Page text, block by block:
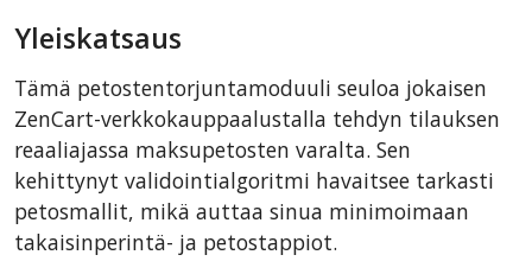
AbanteCart
LiteCart
ZenCart
PinnacleCart
FoxyCart
Easy Digital Downloads
Yleiskatsaus
Tämä petostentorjuntamoduuli seuloa jokaisen
ZenCart-verkkokauppaalustalla tehdyn tilauksen
reaaliajassa maksupetosten varalta. Sen
kehittynyt validointialgoritmi havaitsee tarkasti
petosmallit, mikä auttaa sinua minimoimaan
takaisinperintä- ja petostappiot.